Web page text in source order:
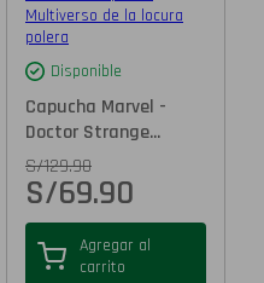
Disponible
Capucha Marvel -
Doctor Strange...
S/129.90
S/69.90
Agregar al
carrito